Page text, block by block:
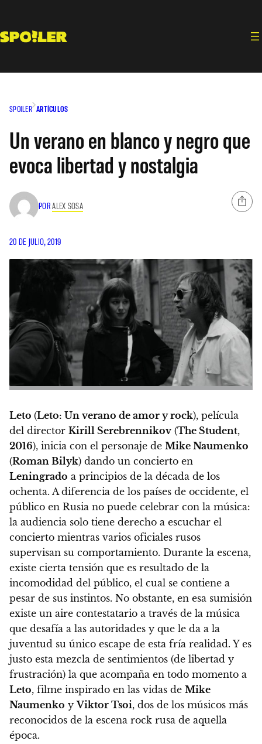
contenido
SPOILER ARTÍCULOS
Un verano en blanco y negro que
evoca libertad y nostalgia
PORALEX SOSA
20 DE JULIO, 2019
Leto (Leto: Un verano de amor y rock), película
del director Kirill Serebrennikov (The Student,
2016), inicia con el personaje de Mike Naumenko
(Roman Bilyk) dando un concierto en
Leningrado a principios de la década de los
ochenta. A diferencia de los países de occidente, el
público en Rusia no puede celebrar con la música:
la audiencia solo tiene derecho a escuchar el
concierto mientras varios oficiales rusos
supervisan su comportamiento. Durante la escena,
existe cierta tensión que es resultado de la
incomodidad del público, el cual se contiene a
pesar de sus instintos. No obstante, en esa sumisión
existe un aire contestatario a través de la música
que desafía a las autoridades y que le da a la
juventud su único escape de esta fría realidad. Y es
justo esta mezcla de sentimientos (de libertad y
frustración) la que acompaña en todo momento a
Leto, filme inspirado en las vidas de Mike
Naumenko yViktor Tsoi, dos de los músicos más
reconocidos de la escena rock rusa de aquella
época.